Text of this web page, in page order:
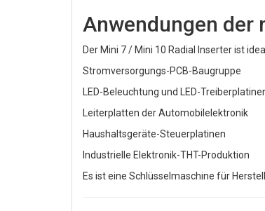
Anwendungen der
Der Mini 7 / Mini 10 Radial Inserter ist
Stromversorgungs-PCB-Baugruppe
LED-Beleuchtung und LED-
Leiterplatten der Automobilelektronik
Haushaltsgeräte-Steuerplatinen
Industrielle Elektronik-THT-Produktion
Es ist eine Schlüsselmaschine für